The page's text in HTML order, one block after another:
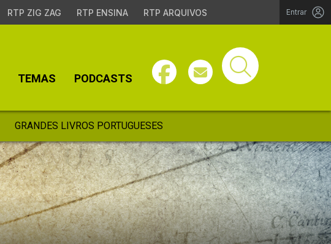
RTP ZIG ZAG RTP ENSINA RTP ARQUIVOS Entrar
TEMAS PODCASTS
GRANDES LIVROS PORTUGUESES